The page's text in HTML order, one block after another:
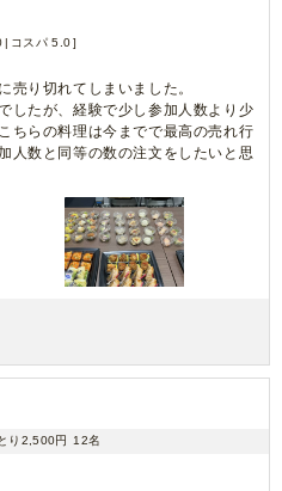
コスパ 5.0
売り切れてしまいました。
したが、経験で少し参加人数より少
ちらの料理は今までで最高の売れ行
人数と同等の数の注文をしたいと思
り2,500円 12名